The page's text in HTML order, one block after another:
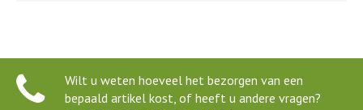
Wilt u weten hoeveel het bezorgen van een
bepaald artikel kost, of heeft u andere vragen?